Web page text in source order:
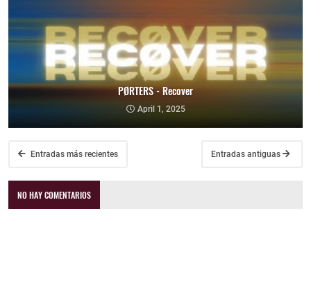
PØRTERS - Recover
April 1, 2025
Entradas más recientes Entradas antiguas
NO HAY COMENTARIOS